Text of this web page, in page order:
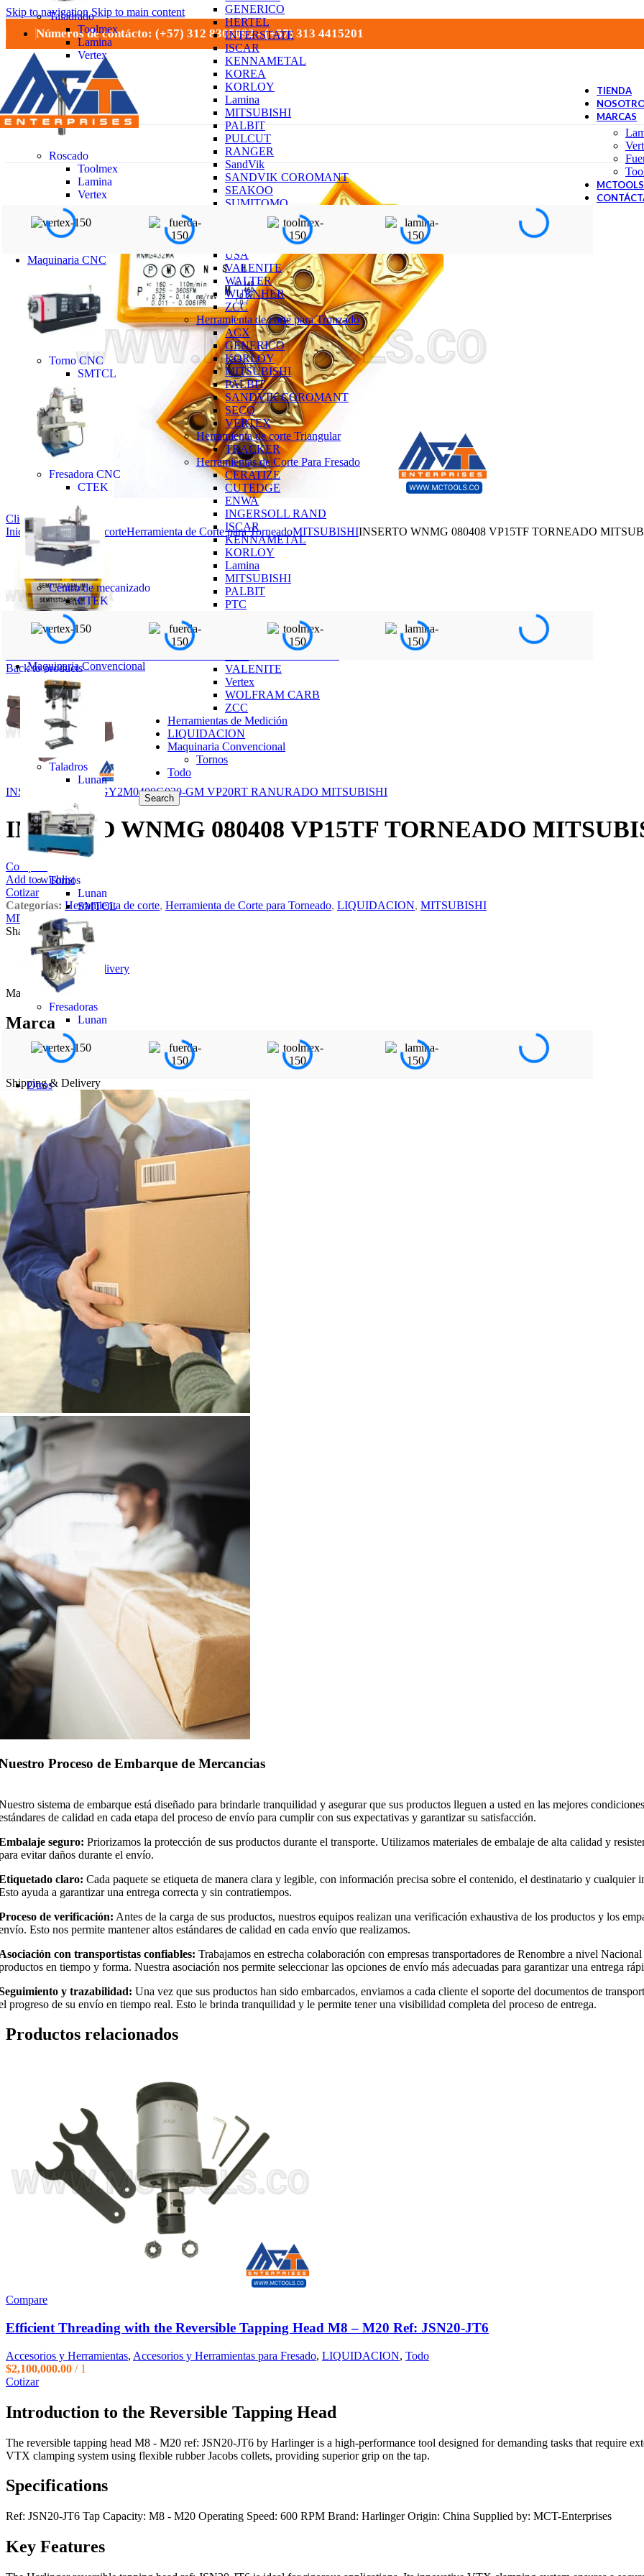
Skip to navigationSkip to main content
Números de contácto: (+57) 312 8305092 - (+57) 313 4415201
GENERICO
HERTEL
INTERSTATE
ISCAR
KENNAMETAL
KOREA
KORLOY
Lamina
MITSUBISHI
PALBIT
PULCUT
RANGER
SandVik
SANDVIK COROMANT
SEAKOO
SUMITOMO
TUNGALOY
USA
VALENITE
WALTER
WURNHER
ZCC
Herramienta de corte para Tronzado
ACX
GENERICO
KORLOY
MITSUBISHI
PALBIT
SANDVIK COROMANT
SECO
VERTEX
Herramienta de corte Triangular
TRACKER
Herramientas de Corte Para Fresado
CERATIZE
CUTEDGE
ENWA
INGERSOLL RAND
ISCAR
KENNAMETAL
KORLOY
Lamina
MITSUBISHI
PALBIT
PTC
SANDVIK COROMANT
VALENITE
Vertex
WOLFRAM CARB
ZCC
Herramientas de Medición
LIQUIDACION
Maquinaria Convencional
Tornos
Todo
Search
Taladrado
Toolmex
Lamina
Vertex
Roscado
Toolmex
Lamina
Vertex
Maquinaria CNC
Torno CNC
SMTCL
Fresadora CNC
CTEK
Centro de mecanizado
CTEK
Maquinaria Convencional
Taladros
Lunan
Tornos
Lunan
SMTCL
Fresadoras
Lunan
Otros
TIENDA
MARCAS
Click to enlarge
InicioHerramienta de corteHerramienta de Corte para TorneadoMITSUBISHIINSERTO WNMG 080408 VP15TF TORNEADO
INSERTO SEMT13TT3AGSN-JM VP15TF FRESADO MITSUBISHI
Back to products
INSERTO DOBLE GY2M0400G030-GM VP20RT RANURADO MITSUBISHI
INSERTO WNMG 080408 VP15TF TORNEADO
Compare
Add to wishlist
Cotizar
Categorías: Herramienta de corte, Herramienta de Corte para Torneado, LIQUIDACION, MITSUBISHI
MITSUBISHI
Share:
Marca
Shipping & Delivery
Marca
Marca
MITSUBISHI
Shipping & Delivery
Proceso de Embarque de Mercancias
sistema de embarque está diseñado para brindarle tranquilidad y asegurar que sus productos lleguen a usted en las mejores
de calidad en cada etapa del proceso de envío para cumplir con sus expectativas y garantizar su satisfacción.
seguro: Priorizamos la protección de sus productos durante el transporte. Utilizamos materiales de embalaje de alta calidad y
evitar daños durante el envío.
claro: Cada paquete se etiqueta de manera clara y legible, con información precisa sobre el contenido, el destinatario y cualquier
ayuda a garantizar una entrega correcta y sin contratiempos.
de verificación: Antes de la carga de sus productos, nuestros equipos realizan una verificación exhaustiva de los productos y los
Esto nos permite mantener altos estándares de calidad en cada envío que realizamos.
con transportistas confiables: Trabajamos en estrecha colaboración con empresas transportadores de Renombre a nivel
en tiempo y forma. Nuestra asociación nos permite seleccionar las opciones de envío más adecuadas para garantizar una entrega
y trazabilidad: Una vez que sus productos han sido embarcados, enviamos a cada cliente el soporte del documentos de
progreso de su envío en tiempo real. Esto le brinda tranquilidad y le permite tener una visibilidad completa del proceso de entrega.
Productos relacionados
Compare
Efficient Threading with the Reversible Tapping Head M8 – M20 Ref: JSN20-JT6
Accesorios y Herramientas, Accesorios y Herramientas para Fresado, LIQUIDACION, Todo
$2,100,000.00
1
Cotizar
Introduction to the Reversible Tapping Head
The reversible tapping head M8 - M20 ref: JSN20-JT6 by Harlinger is a high-performance tool designed for demanding tasks that require
VTX clamping system using flexible rubber Jacobs collets, providing superior grip on the tap.
Specifications
Ref: JSN20-JT6 Tap Capacity: M8 - M20 Operating Speed: 600 RPM Brand: Harlinger Origin: China Supplied by: MCT-Enterprises
Key Features